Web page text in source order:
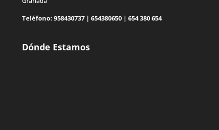
Teléfono: 958430737| 654380650| 654 380 654
Dónde Estamos